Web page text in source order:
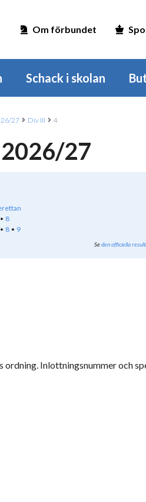
Om förbundet
Schack i skolan
27 Div III 4
27
8
8 9
Seden officiella
ordning. Inlottningsnummer och